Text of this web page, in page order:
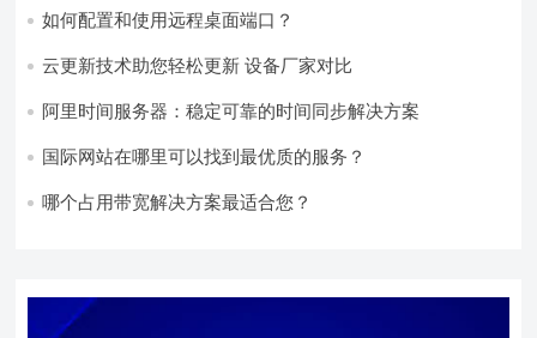
如何配置和使用远程桌面端口？
云更新技术助您轻松更新 设备厂家对比
阿里时间服务器：稳定可靠的时间同步解决方案
国际网站在哪里可以找到最优质的服务？
哪个占用带宽解决方案最适合您？